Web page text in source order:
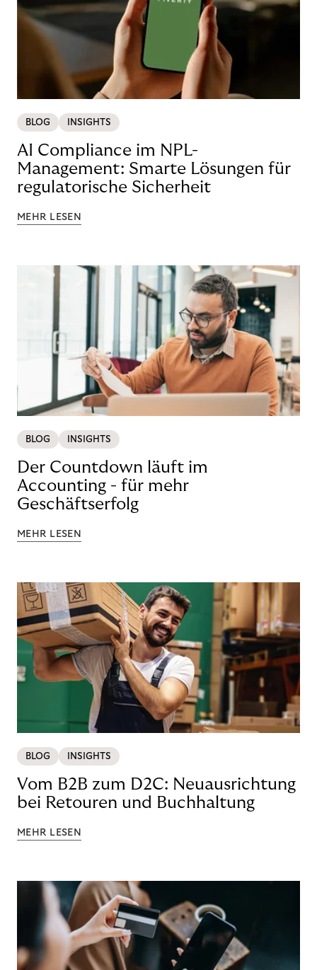
BLOG INSIGHTS
AI Compliance im NPL-
Management: Smarte Lösungen für
regulatorische Sicherheit
MEHR LESEN
BLOG INSIGHTS
Der Countdown läuft im
Accounting - für mehr
Geschäftserfolg
MEHR LESEN
BLOG INSIGHTS
Vom B2B zum D2C: Neuausrichtung
bei Retouren und Buchhaltung
MEHR LESEN